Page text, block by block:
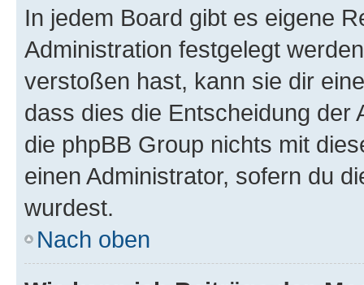
In jedem Board gibt es eigene
Administration festgelegt
verstoßen hast, kann sie dir
dass dies die Entscheidung der
die phpBB Group nichts mit
einen Administrator, sofern du
wurdest.
Nach oben